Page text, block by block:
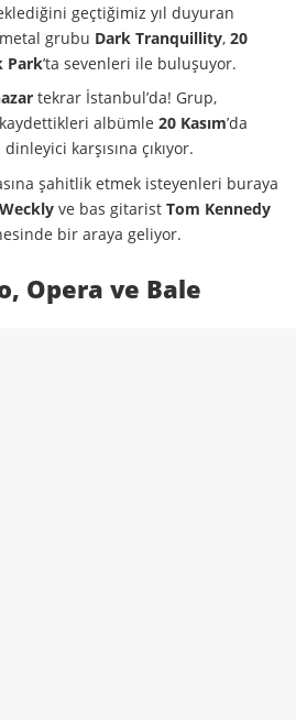
geçtiğimiz yıl duyuran
grubu Dark Tranquillity,20
Park’ta sevenleri ile buluşuyor.
tekrar İstanbul’da! Grup,
albümle20 Kasım’da
dinleyici karşısına çıkıyor.
şahitlik etmek isteyenleri buraya
ve bas gitaristTom Kennedy
bir araya geliyor.
Opera ve Bale